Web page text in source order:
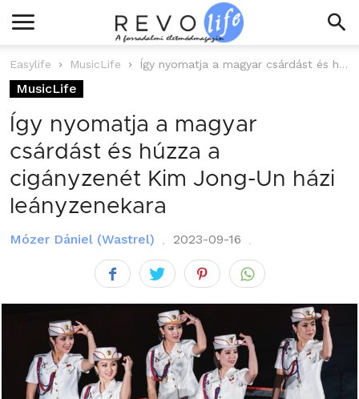
Easylife MusicLife Így nyomatja a magyar csárdást és húzza a cigányzenét Kim Jong-Un házi...
MusicLife
Így nyomatja a magyar
csárdást és húzza a
cigányzenét Kim Jong-Un házi
leányzenekara
Mózer Dániel (Wastrel) 2023-09-16